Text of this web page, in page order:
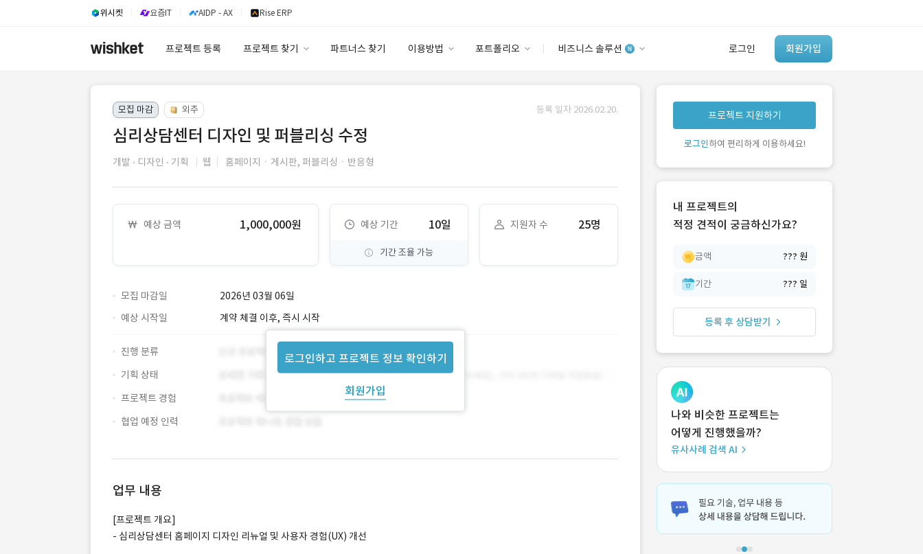
위시켓 요즘IT AIDP - AX Rise ERP
프로젝트 등록 프로젝트 찾기 파트너스 찾기 이용방법 포트폴리오 비즈니스 솔루션 로그인 회원가입
안심 코드 케어
유사사례 검색 AI
‘이런 거’ 만들어본
개발 회사 있어?
모집 마감 외주 등록 일자 2026.02.20.
심리상담센터 디자인 및 퍼블리싱 수정
개발 디자인 기획 웹 홈페이지ㆍ게시판, 퍼블리싱ㆍ반응형
예상 금액 1,000,000원 예상 기간 10일
기간 조율 가능
지원자 수 25명
모집 마감일 2026년 03월 06일
로그인하고 프로젝트 정보 확인하기
회원가입
예상 시작일 계약 체결 이후, 즉시 시작
진행 분류
기획 상태
프로젝트 경험
협업 예정 인력
업무 내용
[프로젝트 개요]
- 심리상담센터 홈페이지 디자인 리뉴얼 및 사용자 경험(UX) 개선
프로젝트 지원하기
로그인하여 편리하게 이용하세요!
내 프로젝트의
적정 견적이 궁금하신가요?
금액 ??? 원
기간 ??? 일
등록 후 상담받기
나와 비슷한 프로젝트는
어떻게 진행했을까?
유사사례 검색 AI